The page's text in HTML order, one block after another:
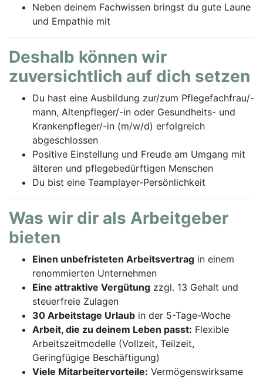
Neben deinem Fachwissen bringst du gute Laune
und Empathie mit
Deshalb können wir
zuversichtlich auf dich setzen
Du hast eine Ausbildung zur/zum Pflegefachfrau/-
mann, Altenpfleger/-in oder Gesundheits- und
Krankenpfleger/-in (m/w/d) erfolgreich
abgeschlossen
Positive Einstellung und Freude am Umgang mit
älteren und pflegebedürftigen Menschen
Du bist eine Teamplayer-Persönlichkeit
Was wir dir als Arbeitgeber
bieten
Einen unbefristeten Arbeitsvertrag in einem
renommierten Unternehmen
Eine attraktive Vergütung zzgl. 13 Gehalt und
steuerfreie Zulagen
30 Arbeitstage Urlaub in der 5-Tage-Woche
Arbeit, die zu deinem Leben passt: Flexible
Arbeitszeitmodelle (Vollzeit, Teilzeit,
Geringfügige Beschäftigung)
Viele Mitarbeitervorteile: Vermögenswirksame